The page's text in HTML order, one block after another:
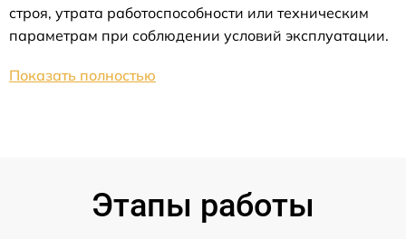
строя, утрата работоспособности или техническим
параметрам при соблюдении условий эксплуатации.
Показать полностью
Этапы работы